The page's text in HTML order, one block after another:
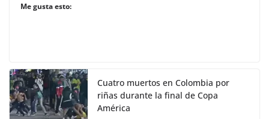
Me gusta esto:
Cuatro muertos en Colombia por
riñas durante la final de Copa
América